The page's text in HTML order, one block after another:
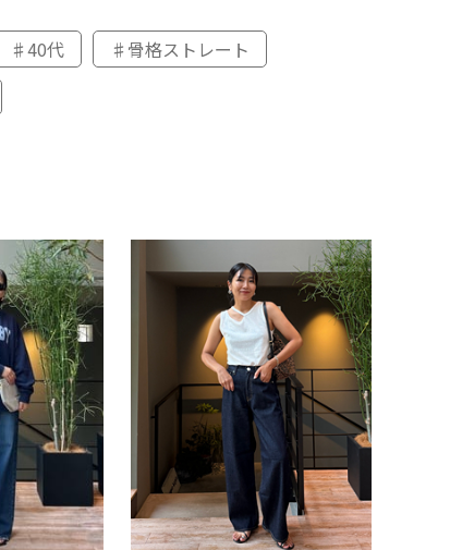
♯40代
♯骨格ストレート